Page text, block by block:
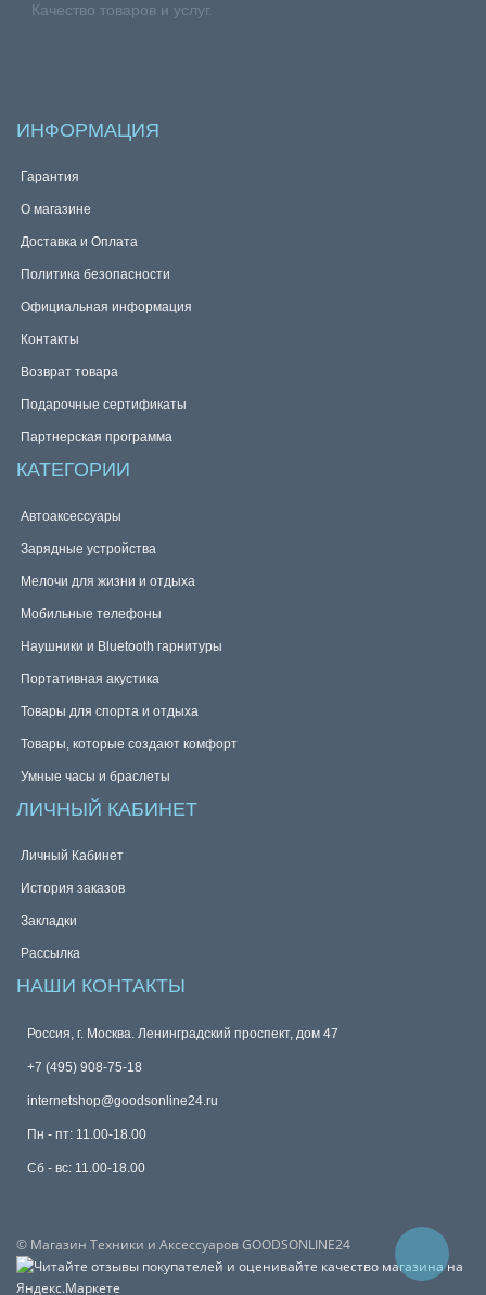
Качество товаров и услуг.
ИНФОРМАЦИЯ
Гарантия
О магазине
Доставка и Оплата
Политика безопасности
Официальная информация
Контакты
Возврат товара
Подарочные сертификаты
Партнерская программа
КАТЕГОРИИ
Автоаксессуары
Зарядные устройства
Мелочи для жизни и отдыха
Мобильные телефоны
Наушники и Bluetooth гарнитуры
Портативная акустика
Товары для спорта и отдыха
Товары, которые создают комфорт
Умные часы и браслеты
ЛИЧНЫЙ КАБИНЕТ
Личный Кабинет
История заказов
Закладки
Рассылка
НАШИ КОНТАКТЫ
Россия, г. Москва. Ленинградский проспект, дом 47
+7 (495) 908-75-18
internetshop@goodsonline24.ru
Пн - пт: 11.00-18.00
Сб - вс: 11.00-18.00
© Магазин Техники и Аксессуаров GOODSONLINE24